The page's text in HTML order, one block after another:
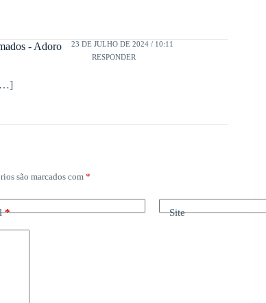
- Adoro
23 DE JULHO DE 2024 / 10:11
RESPONDER
são marcados com *
* Site